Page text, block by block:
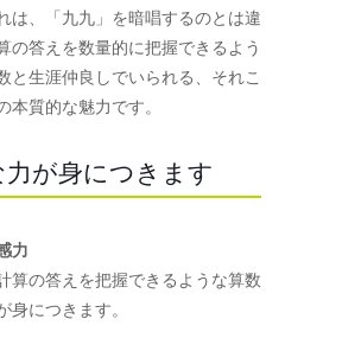
は、「九九」を暗唱するのとは違
の答えを数量的に把握できるよう
と生涯仲良しでいられる、それこ
本質的な魅力です。
力が身につきます
力
算の答えを把握できるような算数
身につきます。